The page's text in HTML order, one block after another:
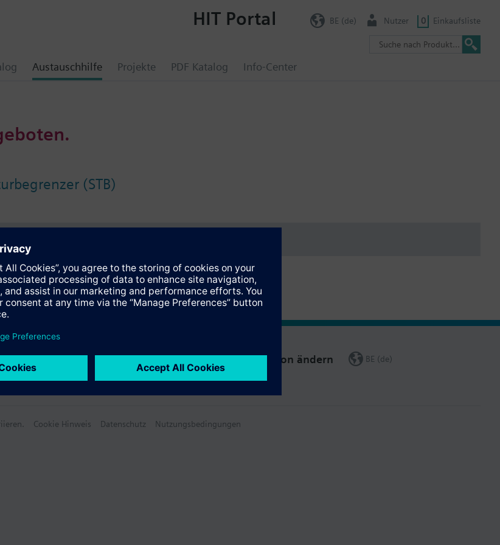
Austauschhilfe Projekte PDF Katalog Info-Center
HIT Portal BE (de) Nutzer 0 Einkaufsliste
(STB)
Region ändern BE (de)
Cookie Hinweis Datenschutz Nutzungsbedingungen